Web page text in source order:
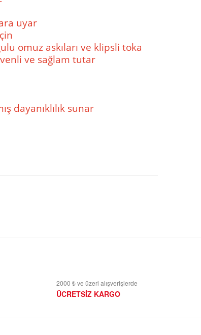
uyar
omuz askıları ve klipsli toka
ve sağlam tutar
dayanıklılık sunar
2000 ₺ ve üzeri alışverişlerde
ÜCRETSİZ KARGO